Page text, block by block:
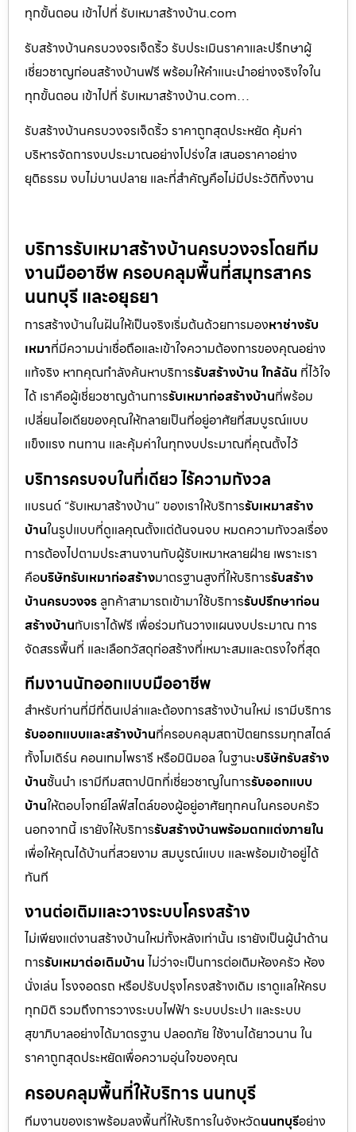
ทุกขั้นตอน เข้าไปที่ รับเหมาสร้างบ้าน.com
รับสร้างบ้านครบวงจรเจ็ดริ้ว รับประเมินราคาและปรึกษาผู้
เชี่ยวชาญก่อนสร้างบ้านฟรี พร้อมให้คำแนะนำอย่างจริงใจใน
ทุกขั้นตอน เข้าไปที่ รับเหมาสร้างบ้าน.com…
รับสร้างบ้านครบวงจรเจ็ดริ้ว ราคาถูกสุดประหยัด คุ้มค่า
บริหารจัดการงบประมาณอย่างโปร่งใส เสนอราคาอย่าง
ยุติธรรม งบไม่บานปลาย และที่สำคัญคือไม่มีประวัติทิ้งงาน
บริการรับเหมาสร้างบ้านครบวงจรโดยทีม
งานมืออาชีพ ครอบคลุมพื้นที่สมุทรสาคร
นนทบุรี และอยุธยา
การสร้างบ้านในฝันให้เป็นจริงเริ่มต้นด้วยการมองหาช่างรับ
เหมาที่มีความน่าเชื่อถือและเข้าใจความต้องการของคุณอย่าง
แท้จริง หากคุณกำลังค้นหาบริการรับสร้างบ้าน ใกล้ฉัน ที่ไว้ใจ
ได้ เราคือผู้เชี่ยวชาญด้านการรับเหมาก่อสร้างบ้านที่พร้อม
เปลี่ยนไอเดียของคุณให้กลายเป็นที่อยู่อาศัยที่สมบูรณ์แบบ
แข็งแรง ทนทาน และคุ้มค่าในทุกงบประมาณที่คุณตั้งไว้
บริการครบจบในที่เดียว ไร้ความกังวล
แบรนด์ “รับเหมาสร้างบ้าน” ของเราให้บริการรับเหมาสร้าง
บ้านในรูปแบบที่ดูแลคุณตั้งแต่ต้นจนจบ หมดความกังวลเรื่อง
การต้องไปตามประสานงานกับผู้รับเหมาหลายฝ่าย เพราะเรา
คือบริษัทรับเหมาก่อสร้างมาตรฐานสูงที่ให้บริการรับสร้าง
บ้านครบวงจร ลูกค้าสามารถเข้ามาใช้บริการรับปรึกษาก่อน
สร้างบ้านกับเราได้ฟรี เพื่อร่วมกันวางแผนงบประมาณ การ
จัดสรรพื้นที่ และเลือกวัสดุก่อสร้างที่เหมาะสมและตรงใจที่สุด
ทีมงานนักออกแบบมืออาชีพ
สำหรับท่านที่มีที่ดินเปล่าและต้องการสร้างบ้านใหม่ เรามีบริการ
รับออกแบบและสร้างบ้านที่ครอบคลุมสถาปัตยกรรมทุกสไตล์
ทั้งโมเดิร์น คอนเทมโพรารี หรือมินิมอล ในฐานะบริษัทรับสร้าง
บ้านชั้นนำ เรามีทีมสถาปนิกที่เชี่ยวชาญในการรับออกแบบ
บ้านให้ตอบโจทย์ไลฟ์สไตล์ของผู้อยู่อาศัยทุกคนในครอบครัว
นอกจากนี้ เรายังให้บริการรับสร้างบ้านพร้อมตกแต่งภายใน
เพื่อให้คุณได้บ้านที่สวยงาม สมบูรณ์แบบ และพร้อมเข้าอยู่ได้
ทันที
งานต่อเติมและวางระบบโครงสร้าง
ไม่เพียงแต่งานสร้างบ้านใหม่ทั้งหลังเท่านั้น เรายังเป็นผู้นำด้าน
การรับเหมาต่อเติมบ้าน ไม่ว่าจะเป็นการต่อเติมห้องครัว ห้อง
นั่งเล่น โรงจอดรถ หรือปรับปรุงโครงสร้างเดิม เราดูแลให้ครบ
ทุกมิติ รวมถึงการวางระบบไฟฟ้า ระบบประปา และระบบ
สุขาภิบาลอย่างได้มาตรฐาน ปลอดภัย ใช้งานได้ยาวนาน ใน
ราคาถูกสุดประหยัดเพื่อความอุ่นใจของคุณ
ครอบคลุมพื้นที่ให้บริการ นนทบุรี
ทีมงานของเราพร้อมลงพื้นที่ให้บริการในจังหวัดนนทบุรีอย่าง